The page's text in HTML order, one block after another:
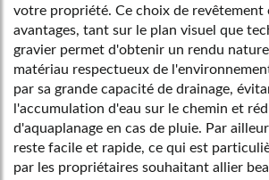
votre propriété. Ce choix de
avantages, tant sur le plan visuel que
gravier permet d'obtenir un rendu
matériau respectueux de
par sa grande capacité de drainage,
l'accumulation d'eau sur le chemin et
d'aquaplanage en cas de pluie. Par
reste facile et rapide, ce qui est
par les propriétaires souhaitant allier